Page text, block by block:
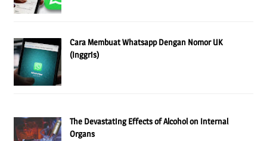
Cara Membuat Whatsapp Dengan Nomor UK
(Inggris)
The Devastating Effects of Alcohol on Internal
Organs